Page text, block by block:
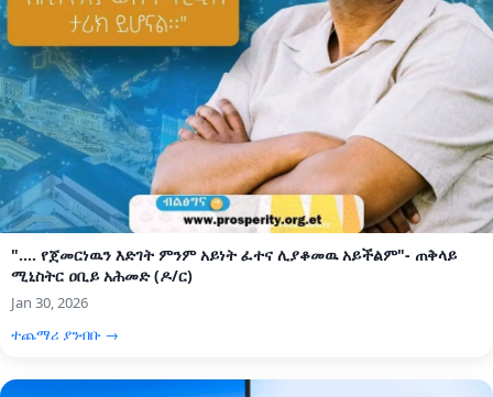
".... የጀመርነዉን እድገት ምንም አይነት ፈተና ሊያቆመዉ አይችልም"- ጠቅላይ
ሚኒስትር ዐቢይ አሕመድ (ዶ/ር)
Jan 30, 2026
ተጨማሪ ያንብቡ →